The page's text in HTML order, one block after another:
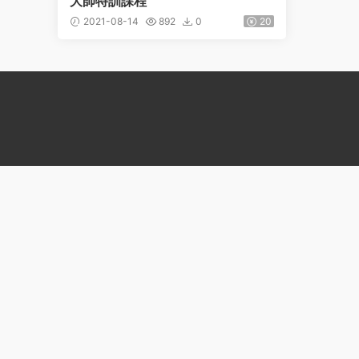
2021-08-14 892 0 20